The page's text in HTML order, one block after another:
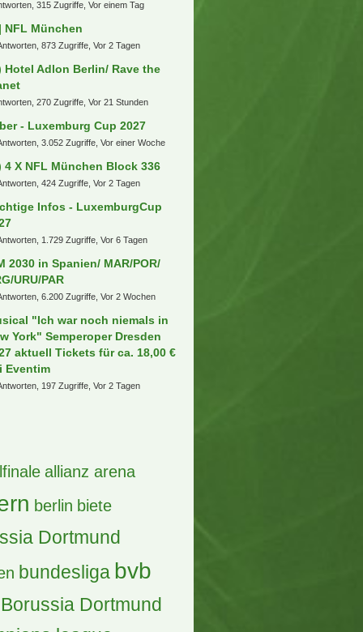
10.07.2027
6. August 2026 um 07:51
Toten Hosen on Tour
6. August 2026 um 03:49
1x Die Toten Hosen
10.07.2027
51 Zugriffe, Vor 3 Stunden
aus dem Pott
Antworten, 391 Zugriffe, Vor einem Tag
für Stadionbesuch mit
315 Zugriffe, Vor einem Tag
NFL München
Antworten, 873 Zugriffe, Vor 2 Tagen
Hotel Adlon Berlin/ Rave the
3.052 Zugriffe, Vor einer Woche
4 X NFL München Block 336
Infos - LuxemburgCup
1.729 Zugriffe, Vor 6 Tagen
2030 in Spanien/ MAR/POR/
URU/PAR
6.200 Zugriffe, Vor 2 Wochen